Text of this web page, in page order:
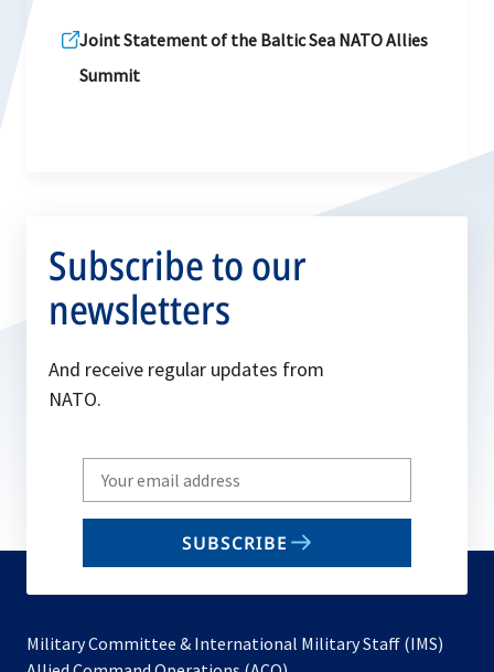
Joint Statement of the Baltic Sea NATO Allies
Summit
Subscribe to our
newsletters
And receive regular updates from
NATO.
Write
your
email
SUBSCRIBE
Military Committee & International Military Staff (IMS)